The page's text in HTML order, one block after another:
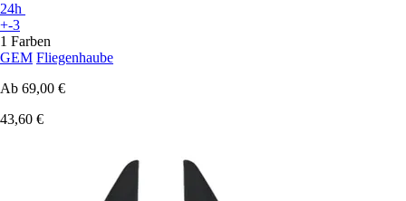
24h
+-3
1 Farben
GEM Fliegenhaube
Ab 69,00 €
43,60 €